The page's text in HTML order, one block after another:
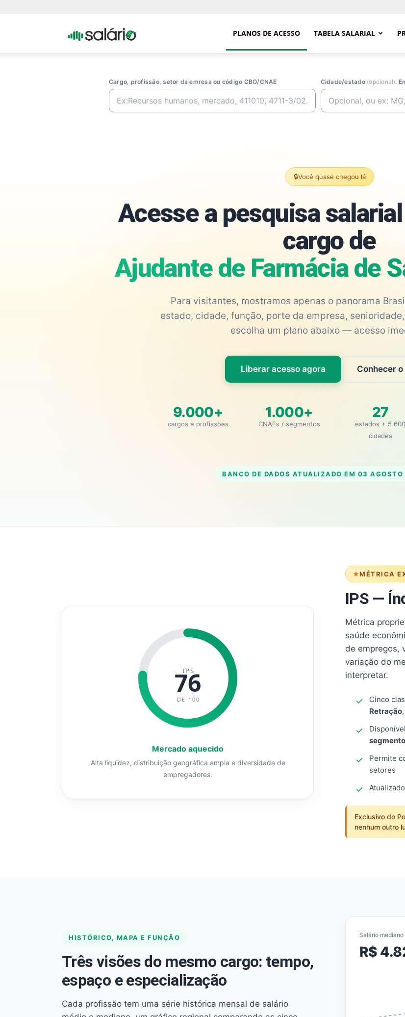
Portal PLANOS DE ACESSO TABELA SALARIAL
Cargo, profissão, setor da emresa ou código CBO/CNAE Cidade/estado (opcional).
🔒Você quase chegou lá
Acesse a pesquisa
cargo de
Ajudante de Farmácia de
Para visitantes, mostramos apenas o panorama
estado, cidade, função, porte da empresa, senioridade,
escolha um plano abaixo — acesso
Liberar acesso agora Conhecer o
9.000+
cargos e profissões
1.000+
CNAEs / segmentos
27
estados + 5.600
cidades
BANCO DE DADOS ATUALIZADO EM 03 AGOSTO
MÉTRICA
IPS —
Métrica
saúde
de empregos,
variação do
interpretar.
Cinco
Retração,
Disponível
segmento
Permite
setores
Exclusivo do
nenhum outro
IPS
76
DE 100
Mercado aquecido
Alta liquidez, distribuição geográfica ampla e diversidade de
empregadores.
HISTÓRICO, MAPA E FUNÇÃO
Três visões do mesmo cargo: tempo,
espaço e especialização
Cada profissão tem uma série histórica mensal de salário
Salário mediano
R$